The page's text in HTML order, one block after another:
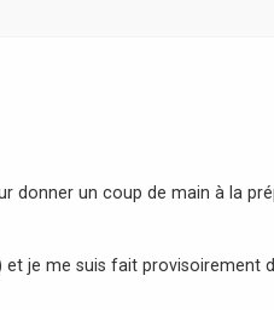
donner un coup de main à la
et je me suis fait provisoirement